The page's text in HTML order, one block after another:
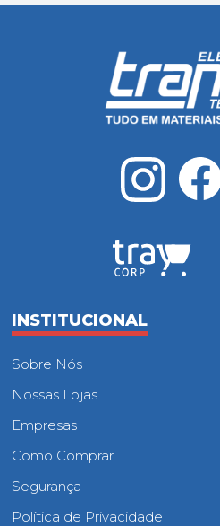
INSTITUCIONAL
Sobre Nós
Nossas Lojas
Empresas
Como Comprar
Segurança
Política de Privacidade